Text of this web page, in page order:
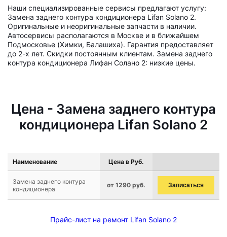
Наши специализированные сервисы предлагают услугу:
Замена заднего контура кондиционера Lifan Solano 2.
Оригинальные и неоригинальные запчасти в наличии.
Автосервисы располагаются в Москве и в ближайшем
Подмосковье (Химки, Балашиха). Гарантия предоставляет
до 2-х лет. Скидки постоянным клиентам. Замена заднего
контура кондиционера Лифан Солано 2: низкие цены.
Цена - Замена заднего контура
кондиционера Lifan Solano 2
Наименование Цена в Руб.
Замена заднего контура
кондиционера
от 1290 руб. Записаться
Прайс-лист на ремонт Lifan Solano 2